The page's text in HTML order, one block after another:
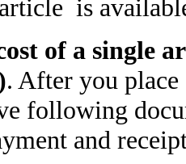
is
of a single
. After you
following
and